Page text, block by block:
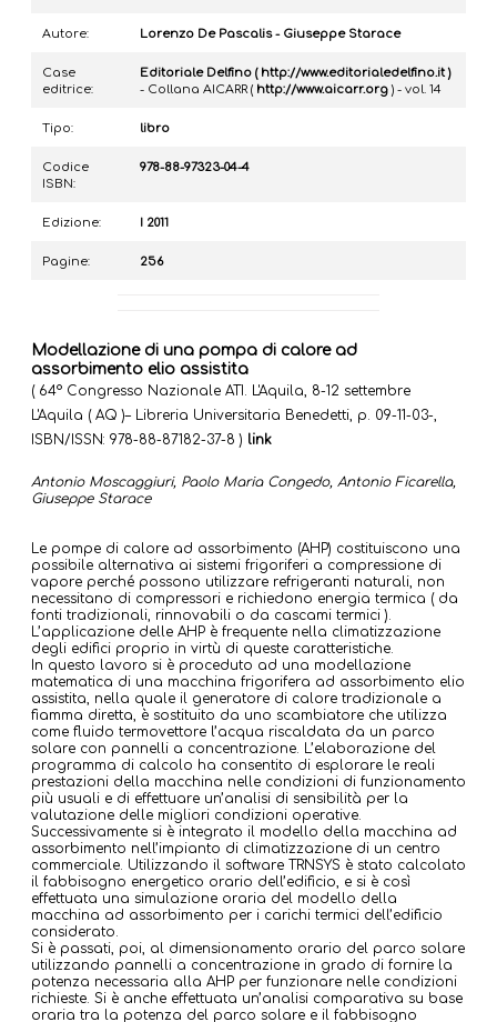
Autore: Lorenzo De Pascalis - Giuseppe Starace
Case
editrice:
Editoriale Delfino ( http://www.editorialedelfino.it)
- Collana AICARR ( http://www.aicarr.org ) - vol. 14
Tipo: libro
Codice
ISBN:
978-88-97323-04-4
Edizione: I 2011
Pagine: 256
Modellazione di una pompa di calore ad
assorbimento elio assistita
( 64° Congresso Nazionale ATI. L'Aquila, 8-12 settembre
L'Aquila ( AQ )– Libreria Universitaria Benedetti, p. 09-11-03-,
ISBN/ISSN: 978-88-87182-37-8 ) link
Antonio Moscaggiuri, Paolo Maria Congedo, Antonio Ficarella,
Giuseppe Starace
Le pompe di calore ad assorbimento (AHP) costituiscono una
possibile alternativa ai sistemi frigoriferi a compressione di
vapore perché possono utilizzare refrigeranti naturali, non
necessitano di compressori e richiedono energia termica ( da
fonti tradizionali, rinnovabili o da cascami termici ).
L’applicazione delle AHP è frequente nella climatizzazione
degli edifici proprio in virtù di queste caratteristiche.
In questo lavoro si è proceduto ad una modellazione
matematica di una macchina frigorifera ad assorbimento elio
assistita, nella quale il generatore di calore tradizionale a
fiamma diretta, è sostituito da uno scambiatore che utilizza
come fluido termovettore l’acqua riscaldata da un parco
solare con pannelli a concentrazione. L’elaborazione del
programma di calcolo ha consentito di esplorare le reali
prestazioni della macchina nelle condizioni di funzionamento
più usuali e di effettuare un’analisi di sensibilità per la
valutazione delle migliori condizioni operative.
Successivamente si è integrato il modello della macchina ad
assorbimento nell’impianto di climatizzazione di un centro
commerciale. Utilizzando il software TRNSYS è stato calcolato
il fabbisogno energetico orario dell’edificio, e si è così
effettuata una simulazione oraria del modello della
macchina ad assorbimento per i carichi termici dell’edificio
considerato.
Si è passati, poi, al dimensionamento orario del parco solare
utilizzando pannelli a concentrazione in grado di fornire la
potenza necessaria alla AHP per funzionare nelle condizioni
richieste. Si è anche effettuata un’analisi comparativa su base
oraria tra la potenza del parco solare e il fabbisogno